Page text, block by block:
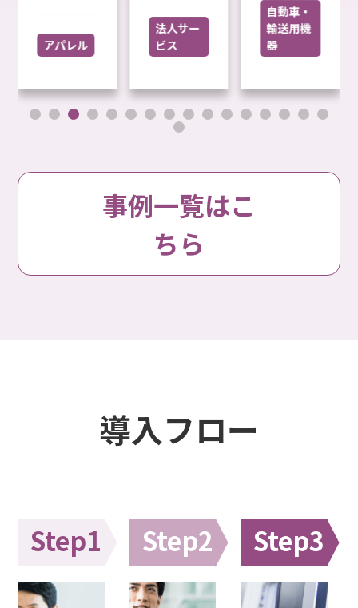
アパレル
法人サー
ビス
自動車・
輸送用機
器
事例一覧はこ
ちら
導入フロー
Step1 Step2 Step3